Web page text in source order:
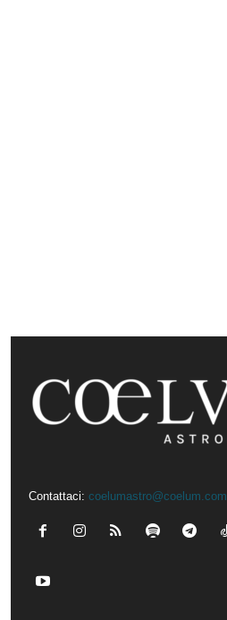
Contattaci: coelumastro@coelum.com